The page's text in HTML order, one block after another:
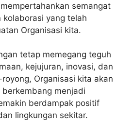
semangat
kolaborasi yang telah
Organisasi kita.
tetap memegang teguh
kejujuran, inovasi, dan
Organisasi kita akan
menjadi
berdampak positif
lingkungan sekitar.